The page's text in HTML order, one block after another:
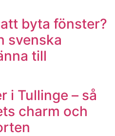
byta fönster?
svenska
till
i Tullinge – så
charm och